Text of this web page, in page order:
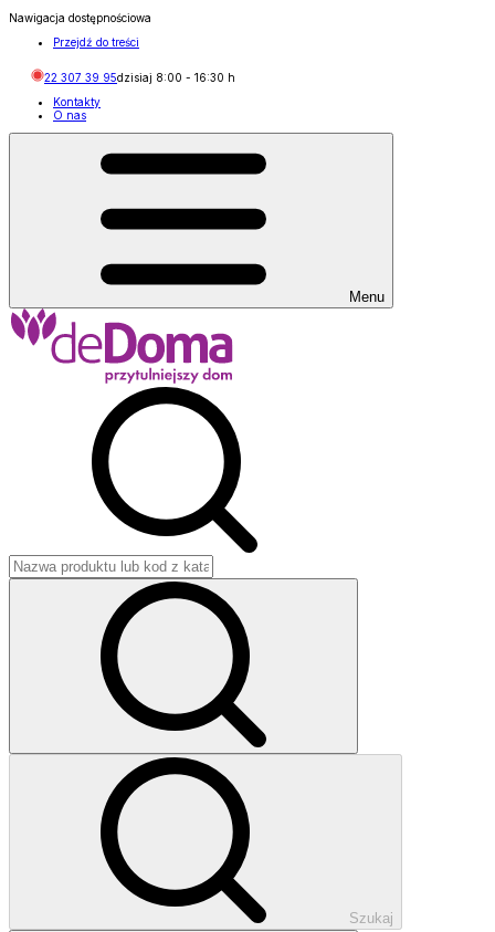
Nawigacja dostępnościowa
Przejdź do treści
22 307 39 95dzisiaj 8:00 - 16:30 h
Kontakty
O nas
Menu
Szukaj